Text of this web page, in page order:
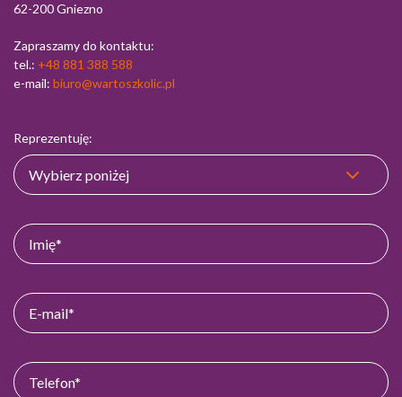
62-200 Gniezno
Zapraszamy do kontaktu:
tel.: +48 881 388 588
e-mail: biuro@wartoszkolic.pl
Reprezentuję: